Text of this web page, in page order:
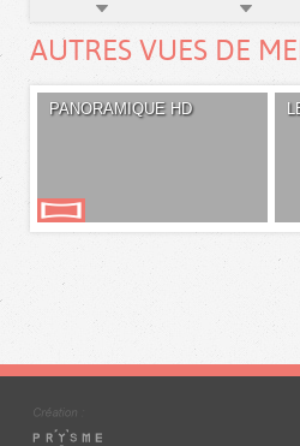
AUTRES VUES DE
PANORAMIQUE HD